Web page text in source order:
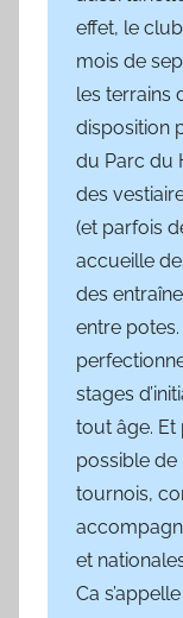
effet, le
mois de
les terrains
disposition
du Parc du
des
(et parfois
accueille
des
entre potes.
stages
tout âge. Et
possible
tournois,
et
Ca